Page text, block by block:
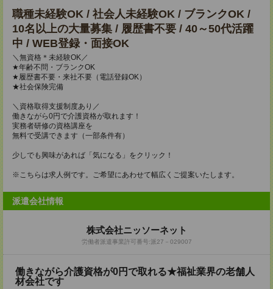
職種未経験OK / 社会人未経験OK / ブランクOK /
10名以上の大量募集 / 履歴書不要 / 40～50代活躍
中 / WEB登録・面接OK
＼無資格＊未経験OK／
★年齢不問・ブランクOK
★履歴書不要・来社不要（電話登録OK）
★社会保険完備
＼資格取得支援制度あり／
働きながら0円で介護資格が取れます！
実務者研修の資格講座を
無料で受講できます（一部条件有）
少しでも興味があれば「気になる」をクリック！
※こちらは求人例です。ご希望にあわせて幅広くご提案いたします。
派遣会社情報
株式会社ニッソーネット
労働者派遣事業許可番号:派27－029007
働きながら介護資格が0円で取れる★福祉業界の老舗人
材会社です